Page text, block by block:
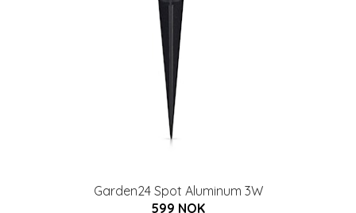
Garden24 Spot Aluminum 3W
599 NOK